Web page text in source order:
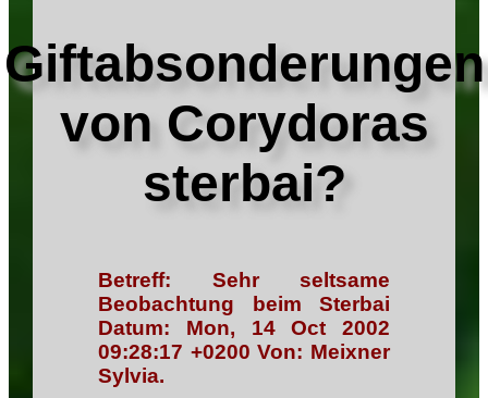
Giftabsonderungen
von Corydoras
sterbai?
Betreff: Sehr seltsame
Beobachtung beim Sterbai
Datum: Mon, 14 Oct 2002
09:28:17 +0200 Von: Meixner
Sylvia.